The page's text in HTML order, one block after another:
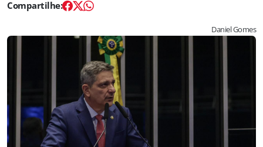
Daniel Gomes